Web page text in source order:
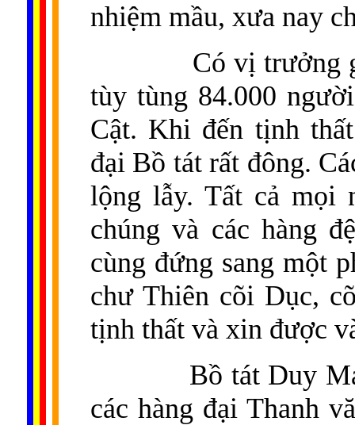
nhiệm mầu, xưa nay
Có vị trưởng
tùy tùng 84.000
Cật. Khi đến tịnh
đại Bồ tát rất đông.
lộng lẫy. Tất cả mọi
chúng và các hàng
cùng đứng sang một
chư Thiên cõi Dục,
tịnh thất và xin được
Bồ tát Duy
các hàng đại Thanh